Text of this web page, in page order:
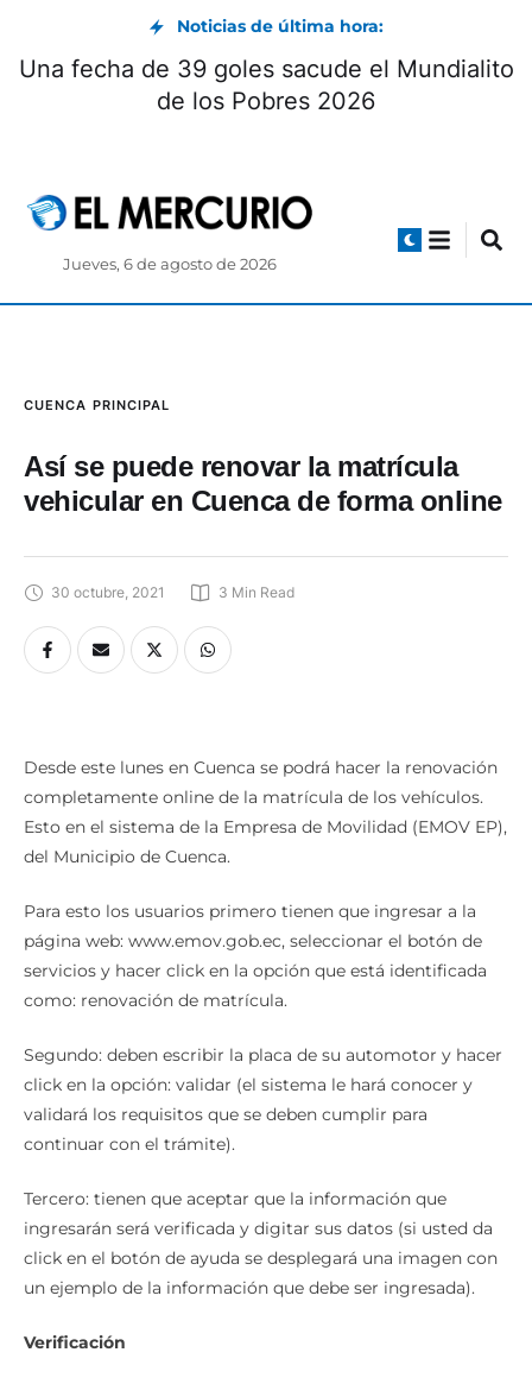
Noticias de última hora:
Una fecha de 39 goles sacude el Mundialito
de los Pobres 2026
Jueves, 6 de agosto de 2026
CUENCA PRINCIPAL
Así se puede renovar la matrícula
vehicular en Cuenca de forma online
30 octubre, 2021 3 Min Read
Desde este lunes en Cuenca se podrá hacer la renovación
completamente online de la matrícula de los vehículos.
Esto en el sistema de la Empresa de Movilidad (EMOV EP),
del Municipio de Cuenca.
Para esto los usuarios primero tienen que ingresar a la
página web: www.emov.gob.ec, seleccionar el botón de
servicios y hacer click en la opción que está identificada
como: renovación de matrícula.
Segundo: deben escribir la placa de su automotor y hacer
click en la opción: validar (el sistema le hará conocer y
validará los requisitos que se deben cumplir para
continuar con el trámite).
Tercero: tienen que aceptar que la información que
ingresarán será verificada y digitar sus datos (si usted da
click en el botón de ayuda se desplegará una imagen con
un ejemplo de la información que debe ser ingresada).
Verificación